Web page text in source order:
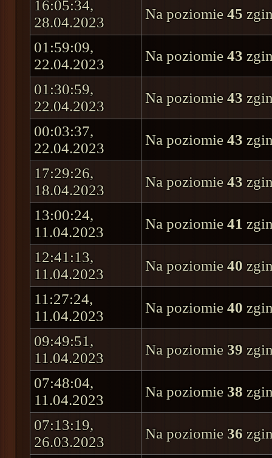
16:05:34,
28.04.2023
Na poziomie45
01:59:09,
22.04.2023
Na poziomie 43
01:30:59,
22.04.2023
Na poziomie43
00:03:37,
22.04.2023
Na poziomie 43
17:29:26,
18.04.2023
Na poziomie43
13:00:24,
11.04.2023
Na poziomie 41
12:41:13,
11.04.2023
Na poziomie40
11:27:24,
11.04.2023
Na poziomie 40
09:49:51,
11.04.2023
Na poziomie 39
07:48:04,
11.04.2023
Na poziomie 38
07:13:19,
26.03.2023
Na poziomie 36